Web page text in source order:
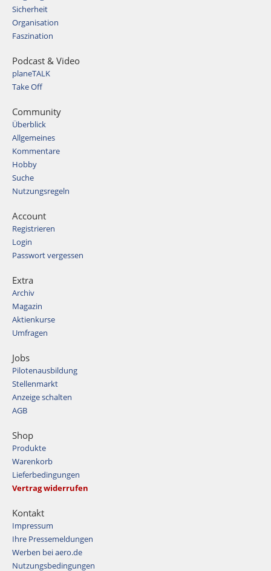
Sicherheit
Organisation
Faszination
Podcast & Video
planeTALK
Take Off
Community
Überblick
Allgemeines
Kommentare
Hobby
Suche
Nutzungsregeln
Account
Registrieren
Login
Passwort vergessen
Extra
Archiv
Magazin
Aktienkurse
Umfragen
Jobs
Pilotenausbildung
Stellenmarkt
Anzeige schalten
AGB
Shop
Produkte
Warenkorb
Lieferbedingungen
Vertrag widerrufen
Kontakt
Impressum
Ihre Pressemeldungen
Werben bei aero.de
Nutzungsbedingungen